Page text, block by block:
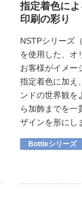
指定着色に
印刷の彩り
NSTPシリーズ
を使用した、オ
お客様がイメー
指定着色に加え
ンドの世界観を
ら加飾までを一
ザインを形にし
Bottleシリーズ